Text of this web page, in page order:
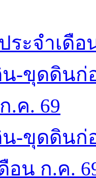
ระจำเดือ
-ขุดดินก่
.ค. 69
-ขุดดินก่
อน ก.ค.